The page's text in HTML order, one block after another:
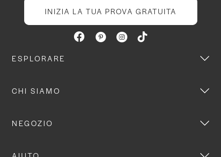
INIZIA LA TUA PROVA GRATUITA
ESPLORARE
CHI SIAMO
NEGOZIO